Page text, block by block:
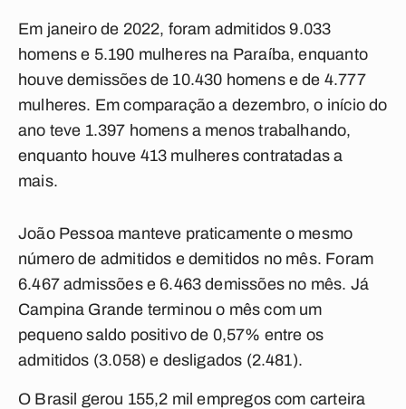
Em janeiro de 2022, foram admitidos 9.033
homens e 5.190 mulheres na Paraíba, enquanto
houve demissões de 10.430 homens e de 4.777
mulheres. Em comparação a dezembro, o início do
ano teve 1.397 homens a menos trabalhando,
enquanto houve 413 mulheres contratadas a
mais.
João Pessoa manteve praticamente o mesmo
número de admitidos e demitidos no mês. Foram
6.467 admissões e 6.463 demissões no mês. Já
Campina Grande terminou o mês com um
pequeno saldo positivo de 0,57% entre os
admitidos (3.058) e desligados (2.481).
O Brasil gerou 155,2 mil empregos com carteira